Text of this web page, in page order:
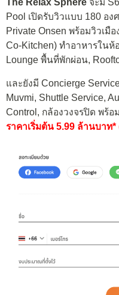
Pool เปิดรับวิวแบบ 180 อง
Private Onsen พร้อมวิวเมื
Co-Kitchen) ทำอาหารในห้
Lounge พื้นที่พักผ่อน,
และยังมี Concierge
Muvmi, Shuttle Service,
Control, กล้องวงจรปิด พร้
ราคาเริ่มต้น 5.99 ล้านบาท*